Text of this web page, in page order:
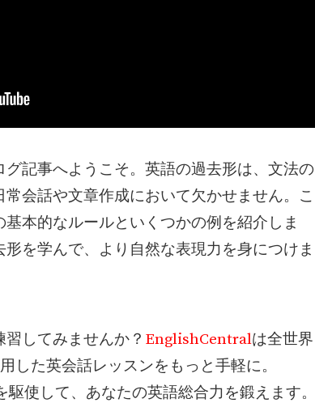
記事へようこそ。英語の過去形は、文法の
会話や文章作成において欠かせません。こ
本的なルールといくつかの例を紹介しま
を学んで、より自然な表現力を身につけま
してみませんか？ EnglishCentralは全世界
した英会話レッスンをもっと手軽に。
使して、あなたの英語総合力を鍛えます。